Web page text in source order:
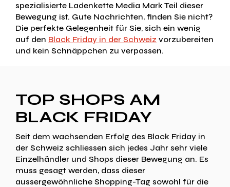
spezialisierte Ladenkette Media Mark Teil dieser
Bewegung ist. Gute Nachrichten, finden Sie nicht?
Die perfekte Gelegenheit für Sie, sich ein wenig
auf den Black Friday in der Schweiz vorzubereiten
und kein Schnäppchen zu verpassen.
TOP SHOPS AM
BLACK FRIDAY
Seit dem wachsenden Erfolg des Black Friday in
der Schweiz schliessen sich jedes Jahr sehr viele
Einzelhändler und Shops dieser Bewegung an. Es
muss gesagt werden, dass dieser
aussergewöhnliche Shopping-Tag sowohl für die